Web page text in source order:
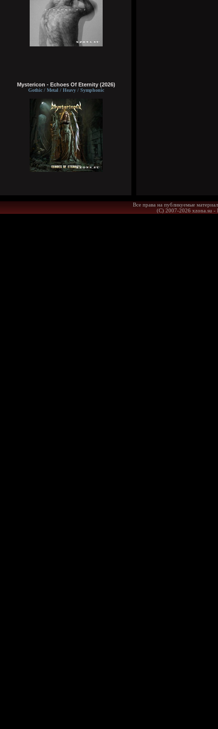
Mystericon - Echoes Of Eternity (2026)
Gothic / Metal / Heavy / Symphonic
Все права на публикуемые
(С) 2007-2026 xzona.su -